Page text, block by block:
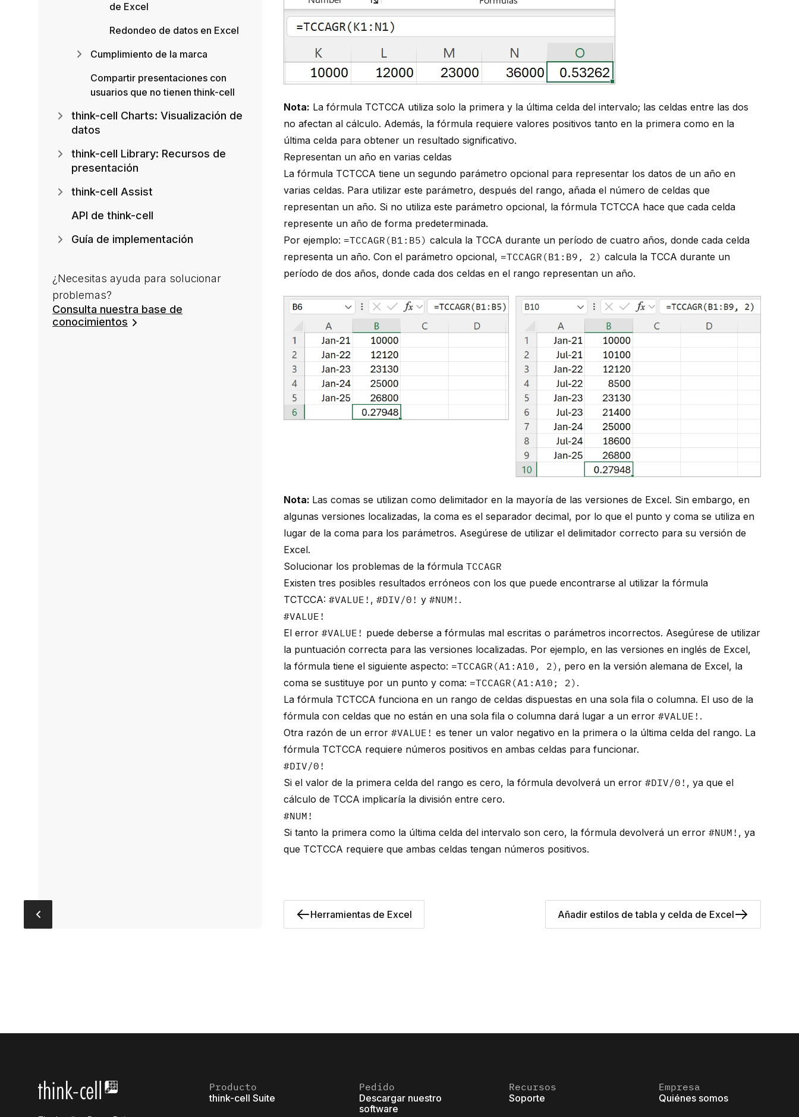
Nota: La fórmula TCTCCA utiliza solo la primera y la última celda del intervalo; las celdas entre las dos
no afectan al cálculo. Además, la fórmula requiere valores positivos tanto en la primera como en la
última celda para obtener un resultado significativo.
Representan un año en varias celdas
La fórmula TCTCCA tiene un segundo parámetro opcional para representar los datos de un año en
varias celdas. Para utilizar este parámetro, después del rango, añada el número de celdas que
representan un año. Si no utiliza este parámetro opcional, la fórmula TCTCCA hace que cada celda
represente un año de forma predeterminada.
Por ejemplo: =TCCAGR(B1:B5) calcula la TCCA durante un período de cuatro años, donde cada celda
representa un año. Con el parámetro opcional, =TCCAGR(B1:B9, 2) calcula la TCCA durante un
período de dos años, donde cada dos celdas en el rango representan un año.
Nota: Las comas se utilizan como delimitador en la mayoría de las versiones de Excel. Sin embargo, en
algunas versiones localizadas, la coma es el separador decimal, por lo que el punto y coma se utiliza en
lugar de la coma para los parámetros. Asegúrese de utilizar el delimitador correcto para su versión de
Excel.
Solucionar los problemas de la fórmulaTCCAGR
Existen tres posibles resultados erróneos con los que puede encontrarse al utilizar la fórmula
TCTCCA:#VALUE! ,#DIV/0! y#NUM! .
#VALUE!
El error#VALUE! puede deberse a fórmulas mal escritas o parámetros incorrectos. Asegúrese de utilizar
la puntuación correcta para las versiones localizadas. Por ejemplo, en las versiones en inglés de Excel,
la fórmula tiene el siguiente aspecto: =TCCAGR(A1:A10, 2) , pero en la versión alemana de Excel, la
coma se sustituye por un punto y coma: =TCCAGR(A1:A10; 2) .
La fórmula TCTCCA funciona en un rango de celdas dispuestas en una sola fila o columna. El uso de la
fórmula con celdas que no están en una sola fila o columna dará lugar a un error#VALUE! .
Otra razón de un error#VALUE! es tener un valor negativo en la primera o la última celda del rango. La
fórmula TCTCCA requiere números positivos en ambas celdas para funcionar.
#DIV/0!
Si el valor de la primera celda del rango es cero, la fórmula devolverá un error#DIV/0! , ya que el
cálculo de TCCA implicaría la división entre cero.
#NUM!
Si tanto la primera como la última celda del intervalo son cero, la fórmula devolverá un error#NUM! , ya
que TCTCCA requiere que ambas celdas tengan números positivos.
Herramientas de Excel Añadir estilos de tabla y celda de Excel
de Excel
Redondeo de datos en Excel
Cumplimiento de la marca
Compartir presentaciones con
usuarios que no tienen think-cell
think-cell Charts: Visualización de
datos
think-cell Library: Recursos de
presentación
think-cell Assist
API de think-cell
Guía de implementación
¿Necesitas ayuda para solucionar
problemas?
Consulta nuestra base de
conocimientos
Producto
think-cell Suite
Pedido
Descargar nuestro
software
Recursos
Soporte
Empresa
Quiénes somos